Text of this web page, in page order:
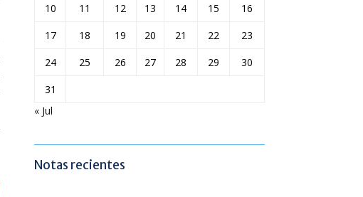
10
11 12 13 14 15
16
17
18 19 20 21 22
23
24
25 26 27 28 29
30
31
« Jul
Notas recientes